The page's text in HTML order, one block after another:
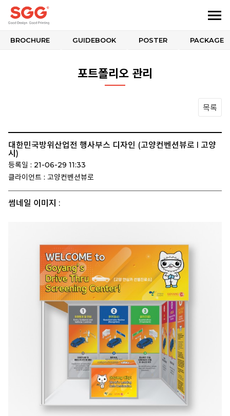
BROCHURE GUIDEBOOK POSTER PACKAGE
포트폴리오 관리
목록
대한민국방위산업전 행사부스 디자인 (고양컨벤션뷰로 l 고양
시)
등록일 : 21-06-29 11:33
클라이언트 : 고양컨벤션뷰로
썸네일 이미지 :